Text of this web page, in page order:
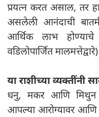
प्रयत्न करत असाल, तर
असलेली आनंदाची
आर्थिक लाभ होण्याचे
वडिलोपार्जित
या राशीच्या व्यक्तींनी
धनु, मकर आणि मिथुन
आपल्या आरोग्यावर